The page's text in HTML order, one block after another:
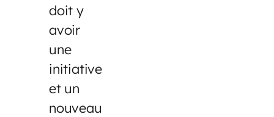
doit y
avoir
une
initiative
et un
nouveau